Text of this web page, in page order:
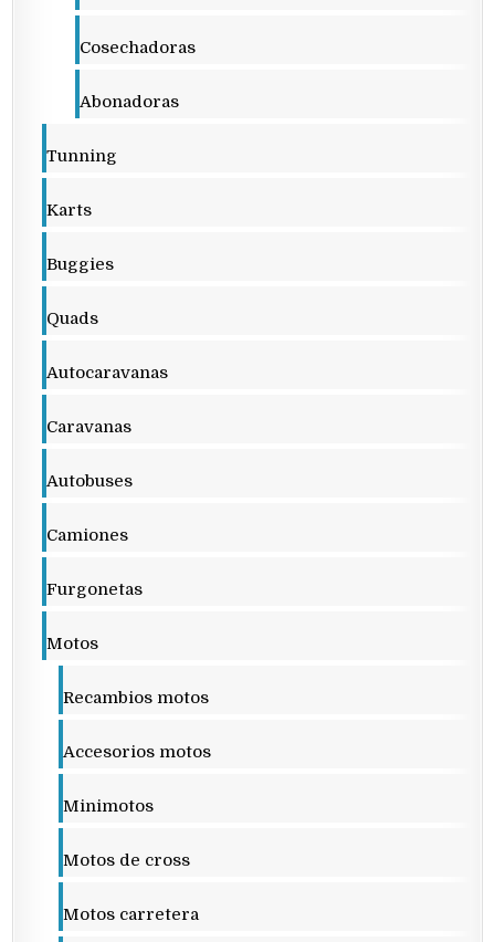
Cosechadoras
Abonadoras
Tunning
Karts
Buggies
Quads
Autocaravanas
Caravanas
Autobuses
Camiones
Furgonetas
Motos
Recambios motos
Accesorios motos
Minimotos
Motos de cross
Motos carretera